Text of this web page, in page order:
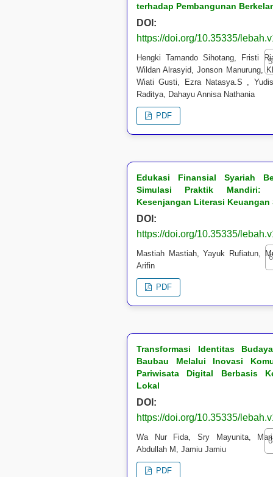
terhadap Pembangunan
DOI:
https://doi.org/10.35335/
Hengki Tamando Sihotang, Fristi
Wildan Alrasyid, Jonson Manurung,
Wiati Gusti, Ezra Natasya.S ,
Raditya, Dahayu Annisa Nathania
PDF
Edukasi Finansial Syariah
Simulasi Praktik Mandiri:
Kesenjangan Literasi Keuangan
DOI:
https://doi.org/10.35335/
Mastiah Mastiah, Yayuk Rufiatun,
Arifin
PDF
Transformasi Identitas
Baubau Melalui Inovasi
Pariwisata Digital Berbasis
Lokal
DOI:
https://doi.org/10.35335/
Wa Nur Fida, Sry Mayunita,
Abdullah M, Jamiu Jamiu
PDF